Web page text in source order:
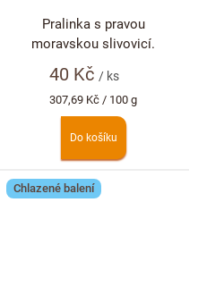
40 Kč/ ks
Měrná
cena:
307,69 Kč / 100 g
Do košíku
Pralinka s pravou
moravskou slivovicí.
Chlazené balení